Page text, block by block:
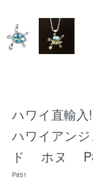
ハワイ直輸入
ハワイアン
ド ホヌ
P851